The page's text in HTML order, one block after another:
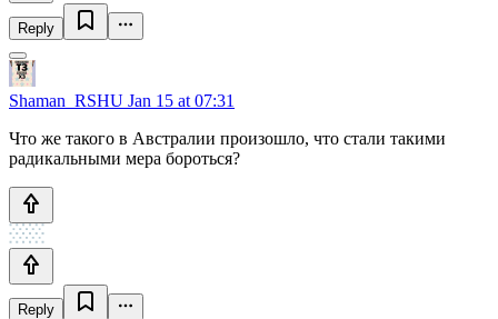
Reply
Shaman_RSHU Jan 15 at 07:31
Что же такого в Австралии произошло, что стали такими
радикальными мера бороться?
Reply